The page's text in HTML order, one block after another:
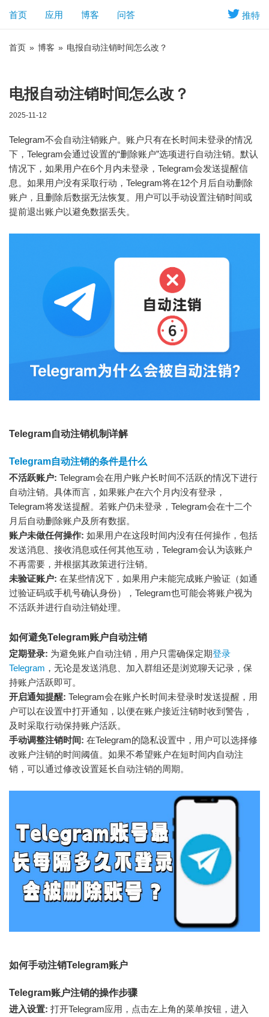
推特
首页 应用 博客 问答
首页 » 博客 » 电报自动注销时间怎么改？
电报自动注销时间怎么改？
2025-11-12
Telegram不会自动注销账户。账户只有在长时间未登录的情况
下，Telegram会通过设置的“删除账户”选项进行自动注销。默认
情况下，如果用户在6个月内未登录，Telegram会发送提醒信
息。如果用户没有采取行动，Telegram将在12个月后自动删除
账户，且删除后数据无法恢复。用户可以手动设置注销时间或
提前退出账户以避免数据丢失。
Telegram自动注销机制详解
Telegram自动注销的条件是什么
不活跃账户: Telegram会在用户账户长时间不活跃的情况下进行
自动注销。具体而言，如果账户在六个月内没有登录，
Telegram将发送提醒。若账户仍未登录，Telegram会在十二个
月后自动删除账户及所有数据。
账户未做任何操作: 如果用户在这段时间内没有任何操作，包括
发送消息、接收消息或任何其他互动，Telegram会认为该账户
不再需要，并根据其政策进行注销。
未验证账户: 在某些情况下，如果用户未能完成账户验证（如通
过验证码或手机号确认身份），Telegram也可能会将账户视为
不活跃并进行自动注销处理。
如何避免Telegram账户自动注销
定期登录: 为避免账户自动注销，用户只需确保定期登录
Telegram ，无论是发送消息、加入群组还是浏览聊天记录，保
持账户活跃即可。
开启通知提醒: Telegram会在账户长时间未登录时发送提醒，用
户可以在设置中打开通知，以便在账户接近注销时收到警告，
及时采取行动保持账户活跃。
手动调整注销时间: 在Telegram的隐私设置中，用户可以选择修
改账户注销的时间阈值。如果不希望账户在短时间内自动注
销，可以通过修改设置延长自动注销的周期。
如何手动注销Telegram账户
Telegram账户注销的操作步骤
进入设置: 打开Telegram应用，点击左上角的菜单按钮，进入